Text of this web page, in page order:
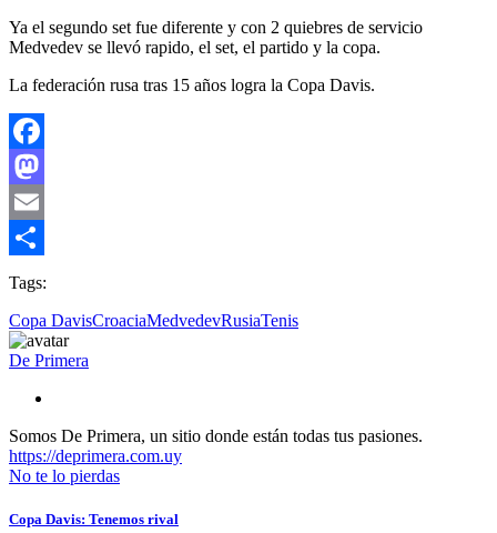
Ya el segundo set fue diferente y con 2 quiebres de servicio
Medvedev se llevó rapido, el set, el partido y la copa.
La federación rusa tras 15 años logra la Copa Davis.
Facebook
Mastodon
Email
Compartir
Tags:
Copa DavisCroaciaMedvedevRusiaTenis
De Primera
Somos De Primera, un sitio donde están todas tus pasiones.
https://deprimera.com.uy
No te lo pierdas
Copa Davis: Tenemos rival